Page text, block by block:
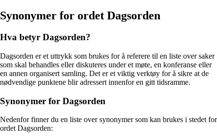
Synonymer for ordet Dagsorden
Hva betyr Dagsorden?
Dagsorden er et uttrykk som brukes for å referere til en liste over saker
som skal behandles eller diskuteres under et møte, en konferanse eller
en annen organisert samling. Det er et viktig verktøy for å sikre at de
nødvendige punktene blir adressert innenfor en gitt tidsramme.
Synonymer for Dagsorden
Nedenfor finner du en liste over synonymer som kan brukes i stedet for
ordet Dagsorden: